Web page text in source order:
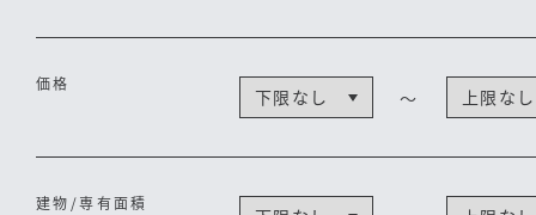
価格
～
建物/専有面積